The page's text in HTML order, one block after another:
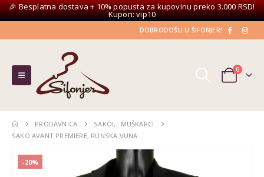
🎉 Besplatna dostava + 10% popusta za kupovinu preko 3.000 RSD!
Kupon: vip10
DOBRODOŠLI U ŠIFONJER!
0
PRODAVNICA SAKOI,
MUŠKARCI
SAKO AVANT PREMIERE, RUNSKA VUNA
-20%